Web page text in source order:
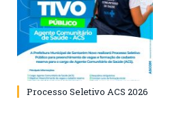
Processo Seletivo ACS 2026